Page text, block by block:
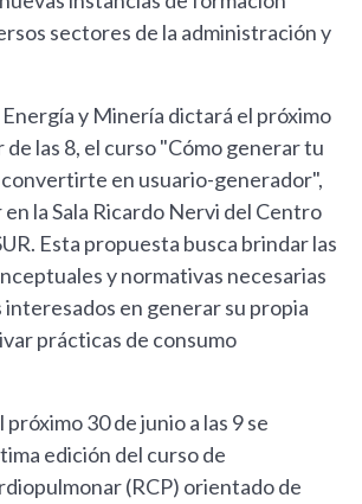
sectores de la administración y
y Minería dictará el próximo
de las 8, el curso "Cómo generar tu
en usuario-generador",
la Sala Ricardo Nervi del Centro
Esta propuesta busca brindar las
y normativas necesarias
interesados en generar su propia
prácticas de consumo
30 de junio a las 9 se
edición del curso de
(RCP) orientado de